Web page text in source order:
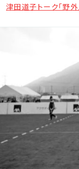
表現のコモンズ
表現のコモンズ
表現のコモンズ
表現のコモンズ vol.9
tatazumi 映画上映会
Webマガジン「ヴァ
ヴァルナブルな人た
ヴァルナブルな人た
ヴァルナブルな人た
津田道子ワークショ
津田道子トーク「野